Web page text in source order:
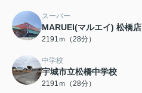
スーパー
MARUEI(マルエイ) 松橋店
2191ｍ（28分）
中学校
宇城市立松橋中学校
2191ｍ（28分）